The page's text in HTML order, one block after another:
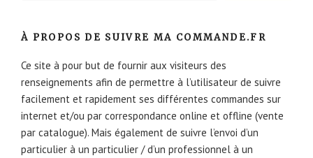
À PROPOS DE SUIVRE MA COMMANDE.FR
Ce site à pour but de fournir aux visiteurs des
renseignements afin de permettre à l’utilisateur de suivre
facilement et rapidement ses différentes commandes sur
internet et/ou par correspondance online et offline (vente
par catalogue). Mais également de suivre l’envoi d’un
particulier à un particulier / d’un professionnel à un